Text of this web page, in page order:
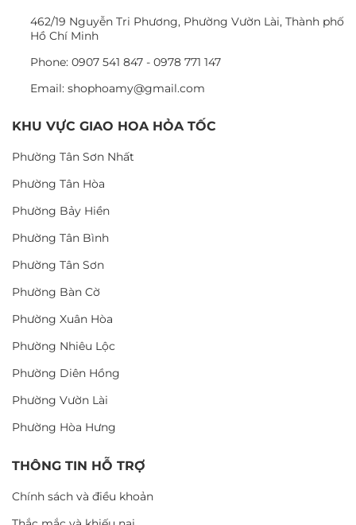
462/19 Nguyễn Tri Phương, Phường Vườn Lài, Thành phố
Hồ Chí Minh
Phone: 0907 541 847 - 0978 771 147
Email: shophoamy@gmail.com
KHU VỰC GIAO HOA HỎA TỐC
Phường Tân Sơn Nhất
Phường Tân Hòa
Phường Bảy Hiền
Phường Tân Bình
Phường Tân Sơn
Phường Bàn Cờ
Phường Xuân Hòa
Phường Nhiêu Lộc
Phường Diên Hồng
Phường Vườn Lài
Phường Hòa Hưng
THÔNG TIN HỖ TRỢ
Chính sách và điều khoản